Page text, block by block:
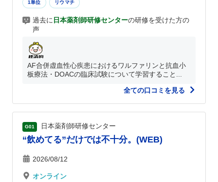
1単位 リウマチ
過去に 日本薬剤師研修センターの研修を受けた方の
声
AF合併虚血性心疾患におけるワルファリンと抗血小
板療法・DOACの臨床試験について学習すること...
全ての口コミを見る
G01 日本薬剤師研修センター
“飲めてる”だけでは不十分。(WEB)
2026/08/12
オンライン